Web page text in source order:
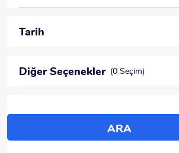
Tarih
Diğer Seçenekler (0 Seçim)